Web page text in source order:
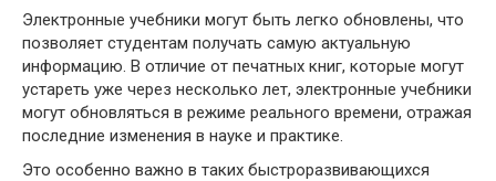
Электронные учебники могут быть легко обновлены, что
позволяет студентам получать самую актуальную
информацию. В отличие от печатных книг, которые могут
устареть уже через несколько лет, электронные учебники
могут обновляться в режиме реального времени, отражая
последние изменения в науке и практике.
Это особенно важно в таких быстроразвивающихся